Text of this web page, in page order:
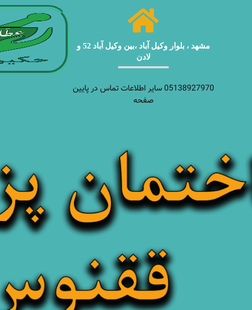
مشهد ، بلوار وکیل آباد ،بین وکیل آباد 52 و
لادن
05138927970 سایر اطلاعات تماس در پایین
صفحه